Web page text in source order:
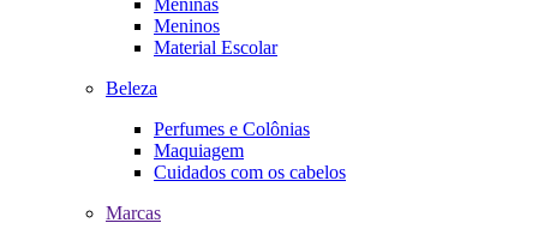
Meninos
Material Escolar
Beleza
Perfumes e Colônias
Maquiagem
Cuidados com os cabelos
Marcas